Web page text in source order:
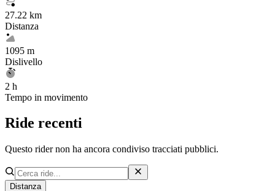
27.22 km
Distanza
1095 m
Dislivello
2 h
Tempo in movimento
Ride recenti
Questo rider non ha ancora condiviso tracciati pubblici.
Distanza